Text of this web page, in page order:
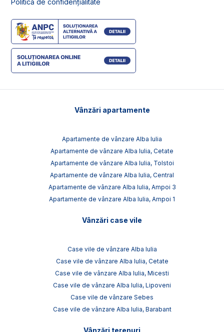
Politică de confidențialitate
Vânzări apartamente
Apartamente de vânzare Alba Iulia
Apartamente de vânzare Alba Iulia, Cetate
Apartamente de vânzare Alba Iulia, Tolstoi
Apartamente de vânzare Alba Iulia, Central
Apartamente de vânzare Alba Iulia, Ampoi 3
Apartamente de vânzare Alba Iulia, Ampoi 1
Vânzări case vile
Case vile de vânzare Alba Iulia
Case vile de vânzare Alba Iulia, Cetate
Case vile de vânzare Alba Iulia, Micesti
Case vile de vânzare Alba Iulia, Lipoveni
Case vile de vânzare Sebes
Case vile de vânzare Alba Iulia, Barabant